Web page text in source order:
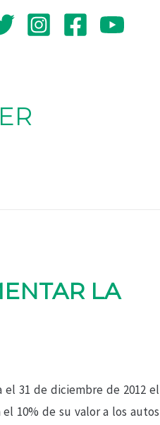
LA
el 31 de diciembre de 2012 el
10% de su valor a los autos